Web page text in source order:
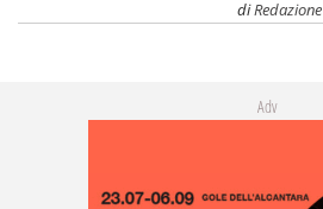
diRedazione
Adv